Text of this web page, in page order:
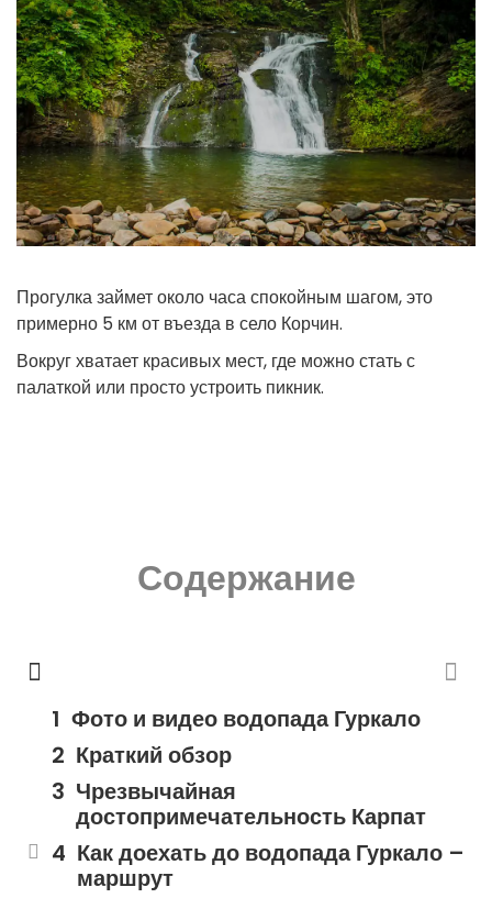
Прогулка займет около часа спокойным шагом, это
примерно 5 км от въезда в село Корчин.
Вокруг хватает красивых мест, где можно стать с
палаткой или просто устроить пикник.
Содержание
Фото и видео водопада Гуркало
Краткий обзор
Чрезвычайная
достопримечательность Карпат
Как доехать до водопада Гуркало –
маршрут